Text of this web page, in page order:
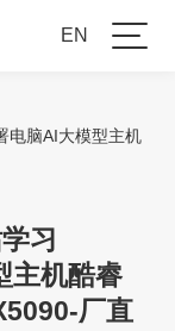
EN
电脑AI大模型主机
习
主机酷睿
厂直